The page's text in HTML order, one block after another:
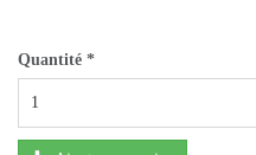
Quantité *